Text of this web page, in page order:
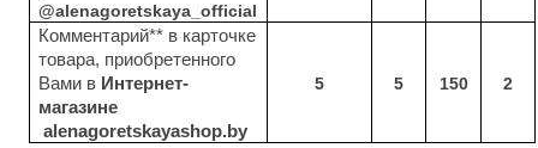
@alenagoretskaya _official
Комментарий** в карточке
товара, приобретенного
Вами в Интернет-
магазине
alenagoretskayashop.by
5 5 150 2